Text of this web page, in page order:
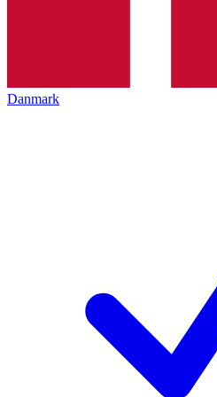
Danmark